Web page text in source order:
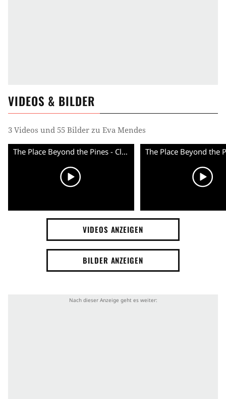
VIDEOS & BILDER
3 Videos und 55 Bilder zu Eva Mendes
The Place Beyond the Pines - Clip I Want You To Have It (English) HD
VIDEOS ANZEIGEN
BILDER ANZEIGEN